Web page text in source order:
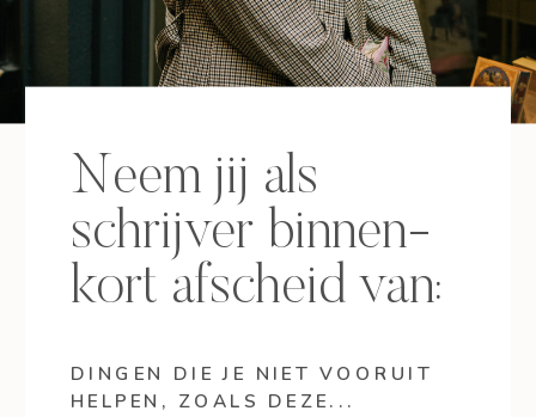
Neem jij als
schrijver binnen-
kort afscheid van:
DINGEN DIE JE NIET VOORUIT
HELPEN, ZOALS DEZE...